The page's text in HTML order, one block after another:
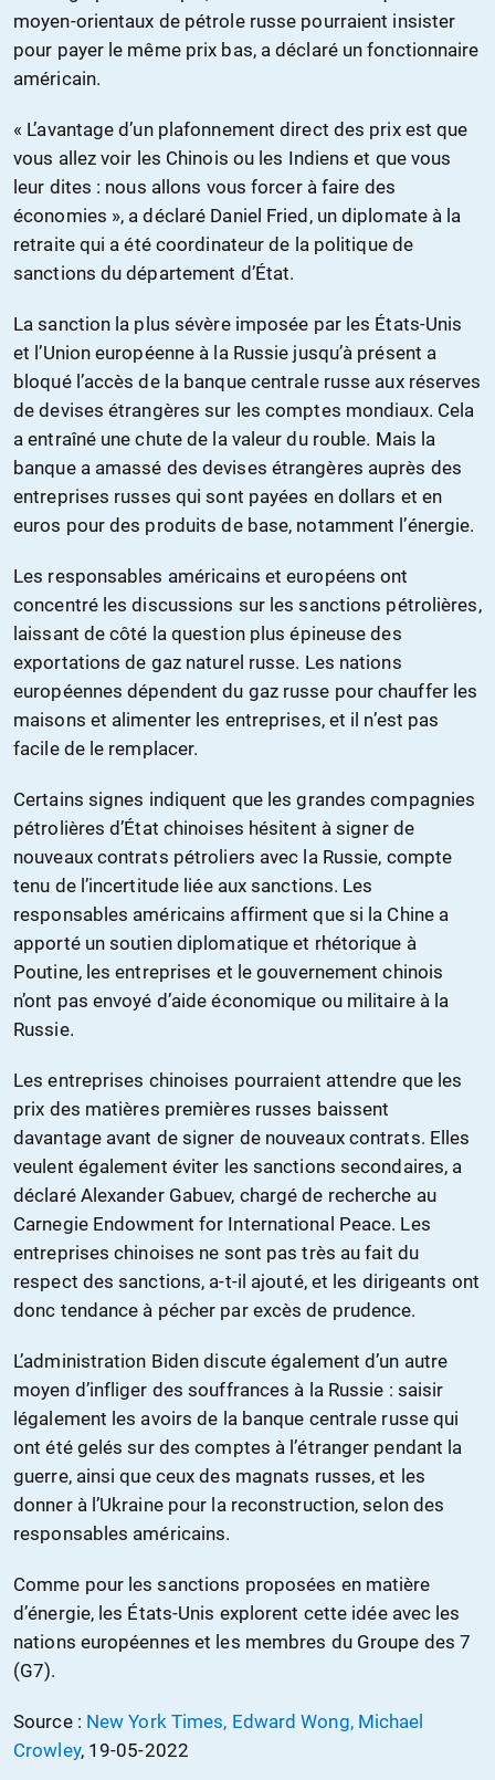
moyen-orientaux de pétrole russe pourraient insister
pour payer le même prix bas, a déclaré un fonctionnaire
américain.
« L’avantage d’un plafonnement direct des prix est que
vous allez voir les Chinois ou les Indiens et que vous
leur dites : nous allons vous forcer à faire des
économies », a déclaré Daniel Fried, un diplomate à la
retraite qui a été coordinateur de la politique de
sanctions du département d’État.
La sanction la plus sévère imposée par les États-Unis
et l’Union européenne à la Russie jusqu’à présent a
bloqué l’accès de la banque centrale russe aux réserves
de devises étrangères sur les comptes mondiaux. Cela
a entraîné une chute de la valeur du rouble. Mais la
banque a amassé des devises étrangères auprès des
entreprises russes qui sont payées en dollars et en
euros pour des produits de base, notamment l’énergie.
Les responsables américains et européens ont
concentré les discussions sur les sanctions pétrolières,
laissant de côté la question plus épineuse des
exportations de gaz naturel russe. Les nations
européennes dépendent du gaz russe pour chauffer les
maisons et alimenter les entreprises, et il n’est pas
facile de le remplacer.
Certains signes indiquent que les grandes compagnies
pétrolières d’État chinoises hésitent à signer de
nouveaux contrats pétroliers avec la Russie, compte
tenu de l’incertitude liée aux sanctions. Les
responsables américains affirment que si la Chine a
apporté un soutien diplomatique et rhétorique à
Poutine, les entreprises et le gouvernement chinois
n’ont pas envoyé d’aide économique ou militaire à la
Russie.
Les entreprises chinoises pourraient attendre que les
prix des matières premières russes baissent
davantage avant de signer de nouveaux contrats. Elles
veulent également éviter les sanctions secondaires, a
déclaré Alexander Gabuev, chargé de recherche au
Carnegie Endowment for International Peace. Les
entreprises chinoises ne sont pas très au fait du
respect des sanctions, a-t-il ajouté, et les dirigeants ont
donc tendance à pécher par excès de prudence.
L’administration Biden discute également d’un autre
moyen d’infliger des souffrances à la Russie : saisir
légalement les avoirs de la banque centrale russe qui
ont été gelés sur des comptes à l’étranger pendant la
guerre, ainsi que ceux des magnats russes, et les
donner à l’Ukraine pour la reconstruction, selon des
responsables américains.
Comme pour les sanctions proposées en matière
d’énergie, les États-Unis explorent cette idée avec les
nations européennes et les membres du Groupe des 7
(G7).
Source : New York Times, Edward Wong, Michael
Crowley, 19-05-2022